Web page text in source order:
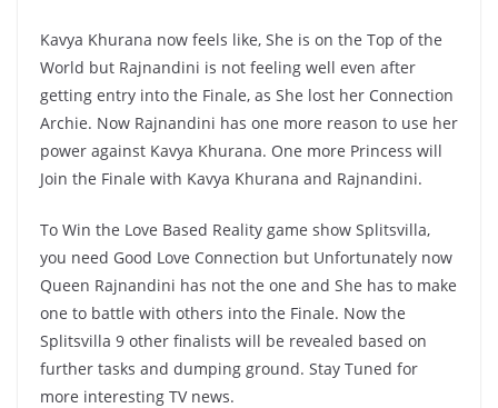
Kavya Khurana now feels like, She is on the Top of the
World but Rajnandini is not feeling well even after
getting entry into the Finale, as She lost her Connection
Archie. Now Rajnandini has one more reason to use her
power against Kavya Khurana. One more Princess will
Join the Finale with Kavya Khurana and Rajnandini.
To Win the Love Based Reality game show Splitsvilla,
you need Good Love Connection but Unfortunately now
Queen Rajnandini has not the one and She has to make
one to battle with others into the Finale. Now the
Splitsvilla 9 other finalists will be revealed based on
further tasks and dumping ground. Stay Tuned for
more interesting TV news.